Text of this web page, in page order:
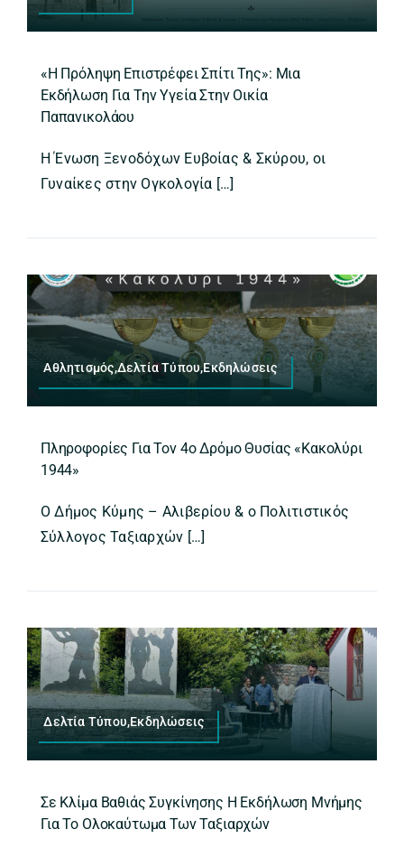
«Η Πρόληψη Επιστρέφει Σπίτι Της»: Μια
Εκδήλωση Για Την Υγεία Στην Οικία
Παπανικολάου
Η Ένωση Ξενοδόχων Ευβοίας & Σκύρου, οι
Γυναίκες στην Ογκολογία […]
Αθλητισμός,Δελτία Τύπου,Εκδηλώσεις
Πληροφορίες Για Τον 4ο Δρόμο Θυσίας «Κακολύρι
1944»
Ο Δήμος Κύμης – Αλιβερίου & ο Πολιτιστικός
Σύλλογος Ταξιαρχών […]
Δελτία Τύπου,Εκδηλώσεις
Σε Κλίμα Βαθιάς Συγκίνησης Η Εκδήλωση Μνήμης
Για Το Ολοκαύτωμα Των Ταξιαρχών